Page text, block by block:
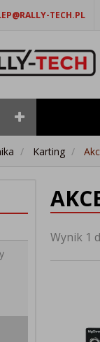
TECH.PL
Karting
Wynik 1